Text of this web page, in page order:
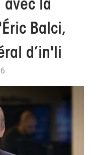
avec la
Balci,
d’in'li